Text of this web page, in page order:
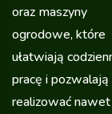
oraz maszyny
ogrodowe, które
ułatwiają
pracę i pozwalają
realizować nawet